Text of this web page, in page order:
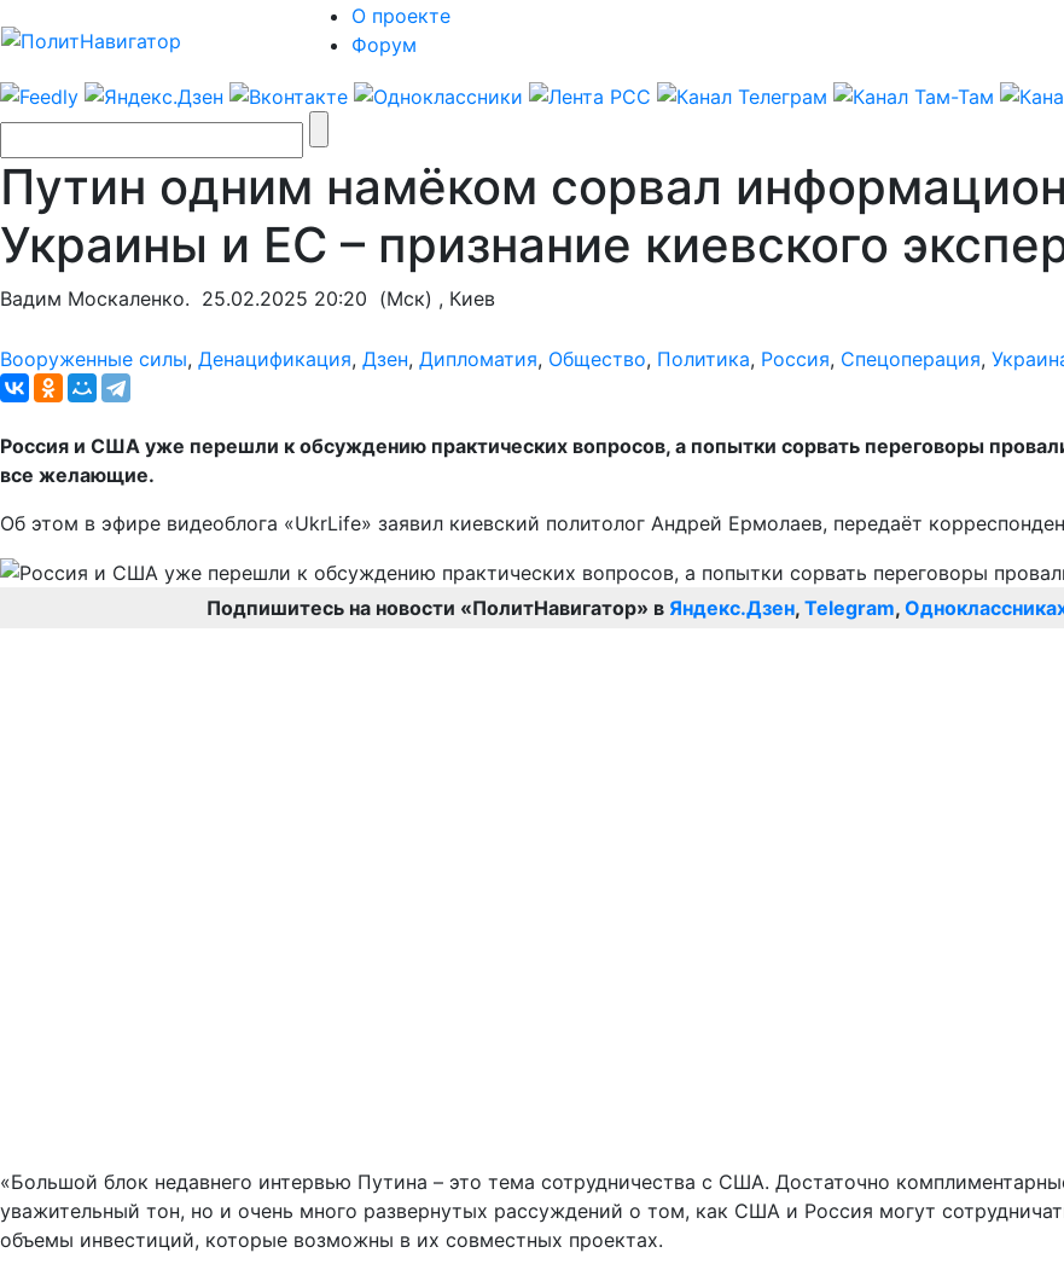
О проекте
Форум
Путин одним намёком сорвал
Украины и ЕС – признание киевского
Вадим Москаленко. 25.02.2025 20:20 (Мск) , Киев
Вооруженные силы, Денацификация, Дзен, Дипломатия, Общество, Политика, Россия, Спецоперация,
Россия и США уже перешли к обсуждению практических вопросов, а попытки сорвать переговоры
все желающие.
Об этом в эфире видеоблога «UkrLife» заявил киевский политолог Андрей Ермолаев, передаёт
Подпишитесь на новости «ПолитНавигатор» в Яндекс.Дзен, Telegram,
«Большой блок недавнего интервью Путина – это тема сотрудничества с США. Достаточно
уважительный тон, но и очень много развернутых рассуждений о том, как США и Россия могут
объемы инвестиций, которые возможны в их совместных проектах.